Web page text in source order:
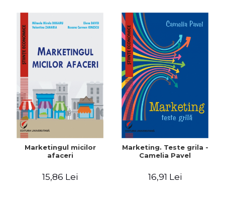
Marketingul micilor
afaceri
15,86 Lei
Marketing. Teste grila -
Camelia Pavel
16,91 Lei